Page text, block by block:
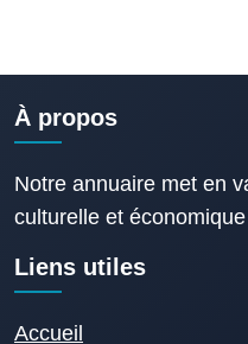
À propos
Notre annuaire met en
culturelle et
Liens utiles
Accueil